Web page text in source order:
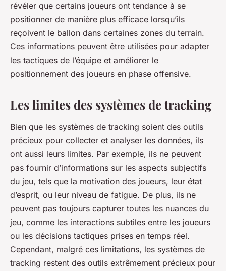
révéler que certains joueurs ont tendance à se
positionner de manière plus efficace lorsqu’ils
reçoivent le ballon dans certaines zones du terrain.
Ces informations peuvent être utilisées pour adapter
les tactiques de l’équipe et améliorer le
positionnement des joueurs en phase offensive.
Les limites des systèmes de tracking
Bien que les systèmes de tracking soient des outils
précieux pour collecter et analyser les données, ils
ont aussi leurs limites. Par exemple, ils ne peuvent
pas fournir d’informations sur les aspects subjectifs
du jeu, tels que la motivation des joueurs, leur état
d’esprit, ou leur niveau de fatigue. De plus, ils ne
peuvent pas toujours capturer toutes les nuances du
jeu, comme les interactions subtiles entre les joueurs
ou les décisions tactiques prises en temps réel.
Cependant, malgré ces limitations, les systèmes de
tracking restent des outils extrêmement précieux pour